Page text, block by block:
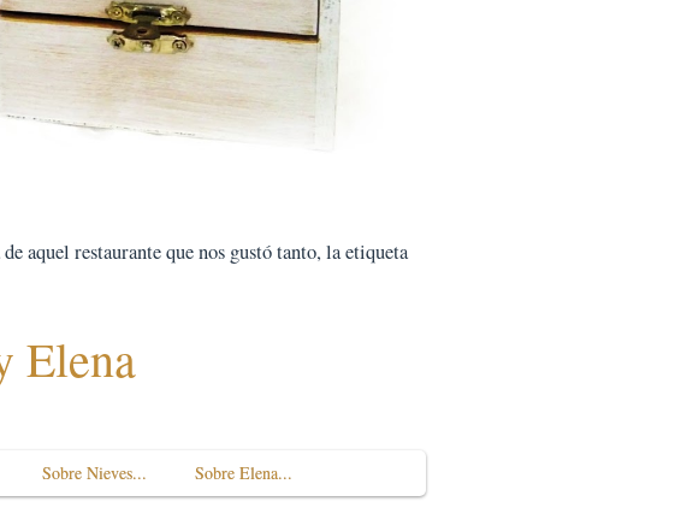
aquel restaurante que nos gustó tanto, la etiqueta
Elena
Sobre Nieves... Sobre Elena...